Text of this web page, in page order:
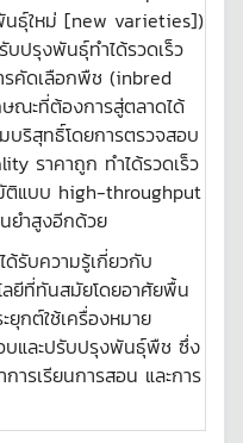
ธุ์ใหม่ [new varieties])
ปรุงพันธุ์ทำได้รวดเร็ว
รคัดเลือกพืช (inbred
ณะที่ต้องการสู่ตลาดได้
ริสุทธิ์โดยการตรวจสอบ
ราคาถูก ทำได้รวดเร็ว
ติแบบ high-throughput
ยำสูงอีกด้วย
ด้รับความรู้เกี่ยวกับ
ลยีที่ทันสมัยโดยอาศัยพื้น
ยุกต์ใช้เครื่องหมาย
บและปรับปรุงพันธุ์พืช ซึ่ง
ารเรียนการสอน และการ